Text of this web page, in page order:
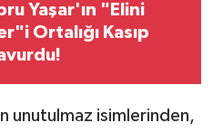
Yaşar'ın "Elini
Ortalığı Kasıp
unutulmaz isimlerinden,